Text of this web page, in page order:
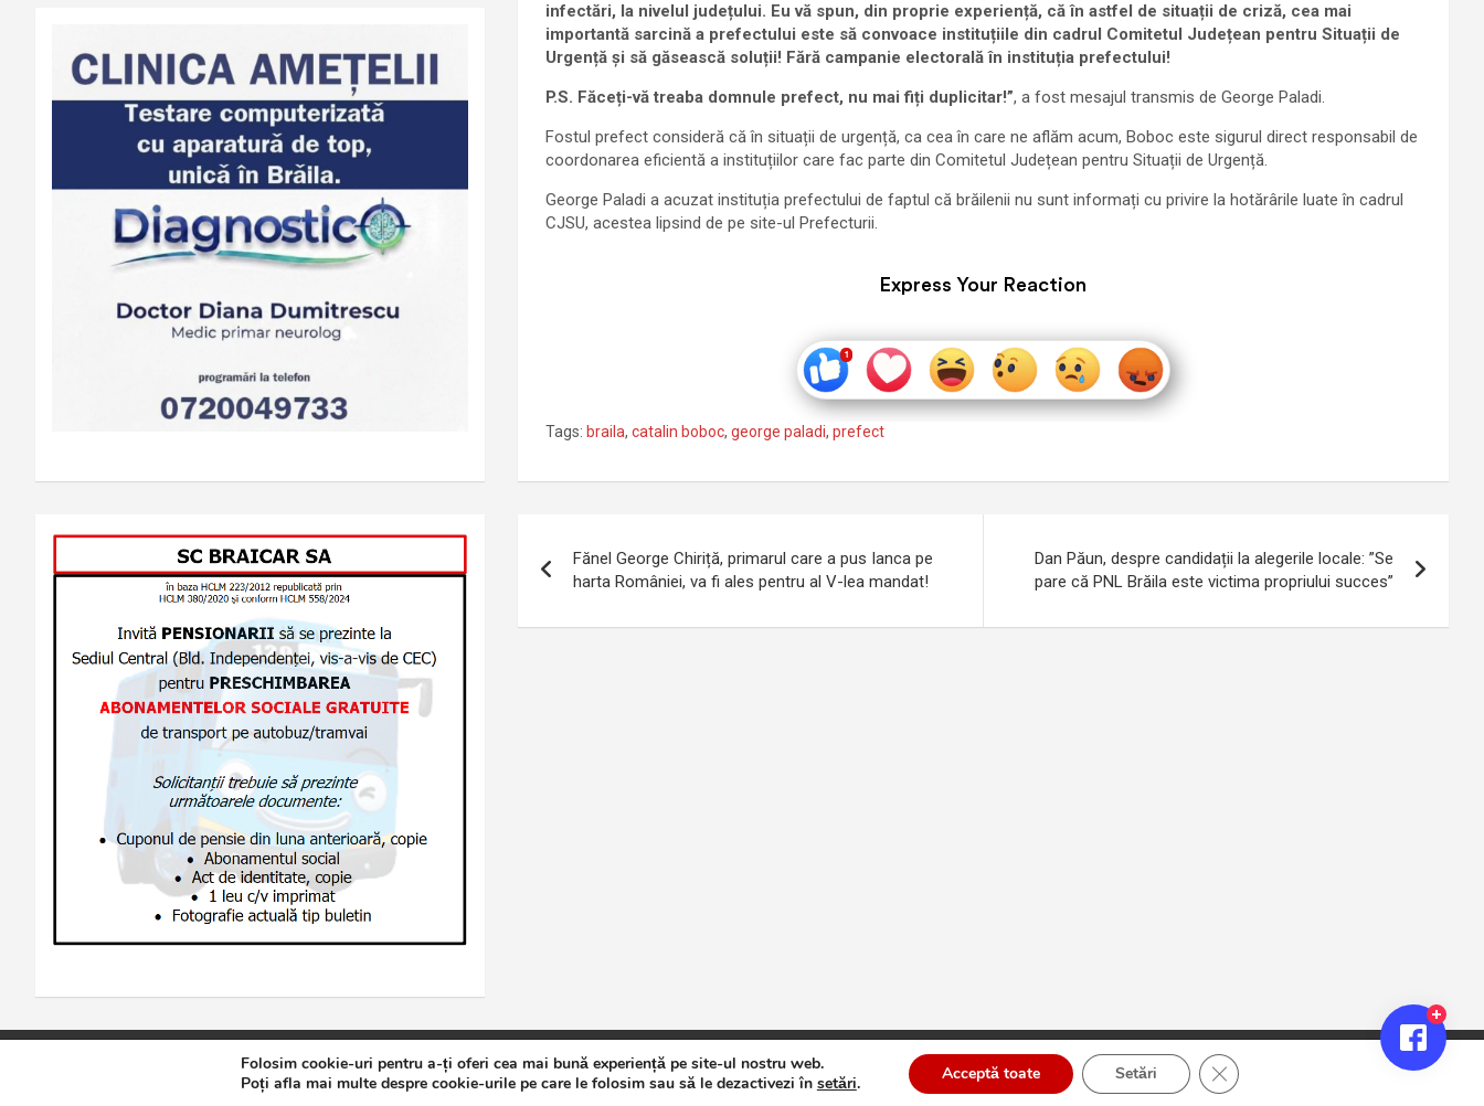
infectări, la nivelul județului. Eu vă spun, din proprie experiență, că în astfel de situații de criză, cea mai
importantă sarcină a prefectului este să convoace instituțiile din cadrul Comitetul Județean pentru Situații de
Urgență și să găsească soluții! Fără campanie electorală în instituția prefectului!
P.S. Făceți-vă treaba domnule prefect, nu mai fiți duplicitar!”, a fost mesajul transmis de George Paladi.
Fostul prefect consideră că în situații de urgență, ca cea în care ne aflăm acum, Boboc este sigurul direct responsabil de
coordonarea eficientă a instituțiilor care fac parte din Comitetul Județean pentru Situații de Urgență.
George Paladi a acuzat instituția prefectului de faptul că brăilenii nu sunt informați cu privire la hotărârile luate în cadrul
CJSU, acestea lipsind de pe site-ul Prefecturii.
Express Your Reaction
Tags: braila, catalin boboc, george paladi, prefect
în
articole
Fănel George Chiriță, primarul care a pus Ianca pe
harta României, va fi ales pentru al V-lea mandat!
Dan Păun, despre candidații la alegerile locale: ”Se
pare că PNL Brăila este victima propriului succes”
Jurnalul de Brăila Politică de confidențialitate Theme by:Theme Horse Proudly Powered by: WordPress
Folosim cookie-uri pentru a-ți oferi cea mai bună experiență pe site-ul nostru web.
Poți afla mai multe despre cookie-urile pe care le folosim sau să le dezactivezi în setări. Acceptă toate Setări Close GDPR Cookie Banner